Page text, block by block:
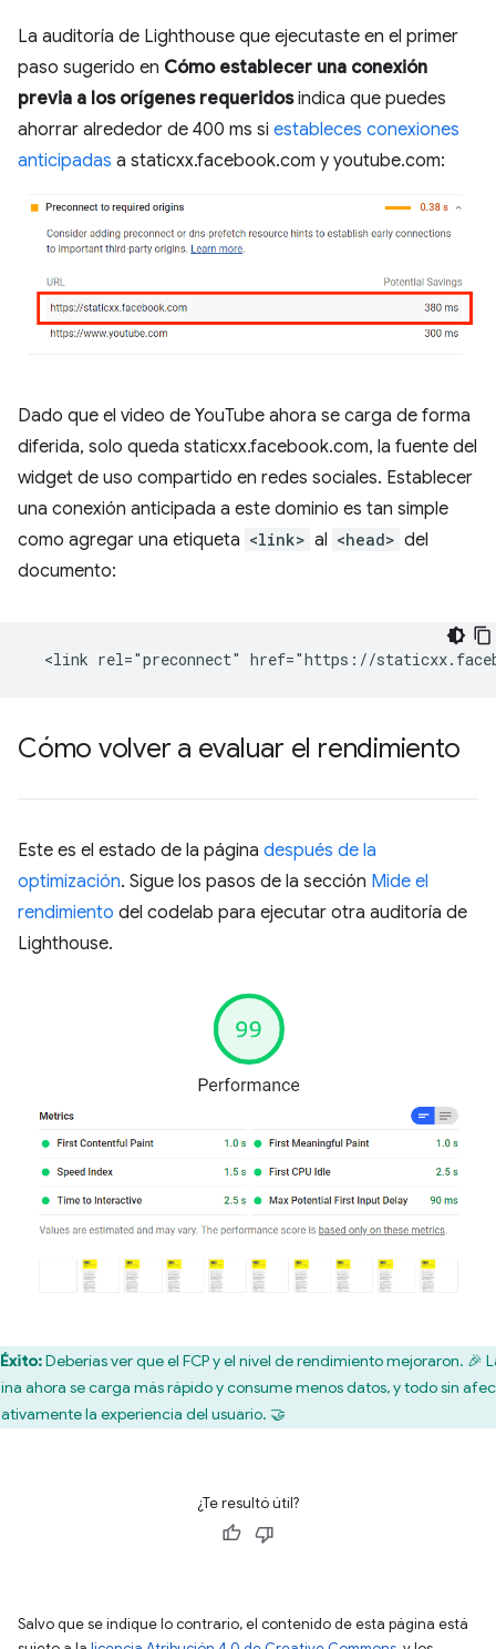
La auditoría de Lighthouse que ejecutaste en el primer
paso sugerido en Cómo establecer una conexión
previa a los orígenes requeridosindica que puedes
ahorrar alrededor de 400 ms si estableces conexiones
anticipadas a staticxx.facebook.com y youtube.com:
Dado que el video de YouTube ahora se carga de forma
diferida, solo queda staticxx.facebook.com, la fuente del
widget de uso compartido en redes sociales. Establecer
una conexión anticipada a este dominio es tan simple
como agregar una etiqueta <link> al <head> del
documento:
Cómo volver a evaluar el rendimiento
Este es el estado de la página después de la
optimización. Sigue los pasos de la sección Mide el
rendimiento del codelab para ejecutar otra auditoría de
Lighthouse.
Éxito:Deberías ver que el FCP y el nivel de rendimiento mejoraron. 🎉
ahora se carga más rápido y consume menos datos, y todo sin
la experiencia del usuario. 🤝
¿Te resultó útil?
Salvo que se indique lo contrario, el contenido de esta página está